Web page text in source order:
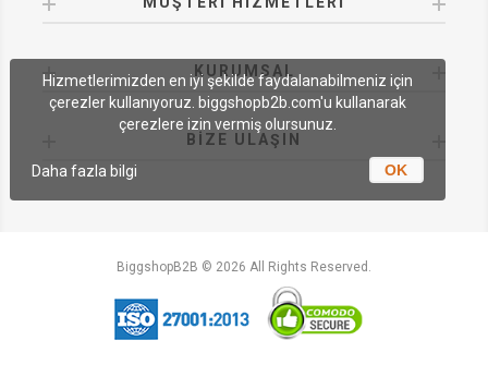
KURUMSAL
BIZE ULAŞIN
BiggshopB2B © 2026 All Rights Reserved.
Hizmetlerimizden en iyi şekilde faydalanabilmeniz için
çerezler kullanıyoruz. biggshopb2b.com'u kullanarak
çerezlere izin vermiş olursunuz.
OK
Daha fazla bilgi